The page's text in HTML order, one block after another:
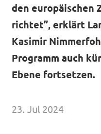
Leichte Sprache
Jobs bei Volt Hessen
den europäischen
richtet”, erklärt
Kasimir
Programm auch
Ebene fortsetzen.
23. Jul 2024